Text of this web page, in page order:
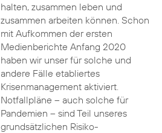
halten, zusammen leben und
zusammen arbeiten können. Schon
mit Aufkommen der ersten
Medienberichte Anfang 2020
haben wir unser für solche und
andere Fälle etabliertes
Krisenmanagement aktiviert.
Notfallpläne – auch solche für
Pandemien – sind Teil unseres
grundsätzlichen Risiko-